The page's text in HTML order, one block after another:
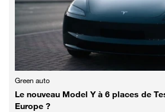
Green auto
Le nouveau Model Y à 6 places de
Europe ?